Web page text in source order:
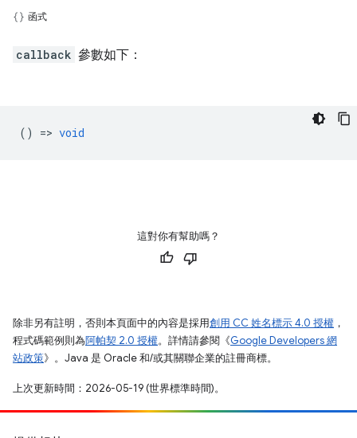
函式
callback 參數如下：
() => void
這對你有幫助嗎？
除非另有註明，否則本頁面中的內容是採用創用 CC 姓名標示 4.0 授權 ，
程式碼範例則為阿帕契 2.0 授權。詳情請參閱《Google Developers 網
站政策》。Java 是 Oracle 和/或其關聯企業的註冊商標。
上次更新時間：2026-05-19 (世界標準時間)。